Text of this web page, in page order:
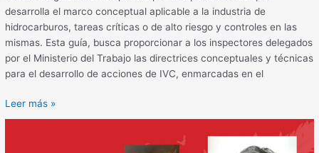
desarrolla el marco conceptual aplicable a la industria de
hidrocarburos, tareas críticas o de alto riesgo y controles en las
mismas. Esta guía, busca proporcionar a los inspectores delegados
por el Ministerio del Trabajo las directrices conceptuales y técnicas
para el desarrollo de acciones de IVC, enmarcadas en el
Leer más »